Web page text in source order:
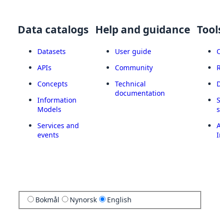
Data catalogs
Datasets
APIs
Concepts
Information
Models
Services and
events
Help and guidance
User guide
Community
Technical
documentation
Bokmål Nynorsk English